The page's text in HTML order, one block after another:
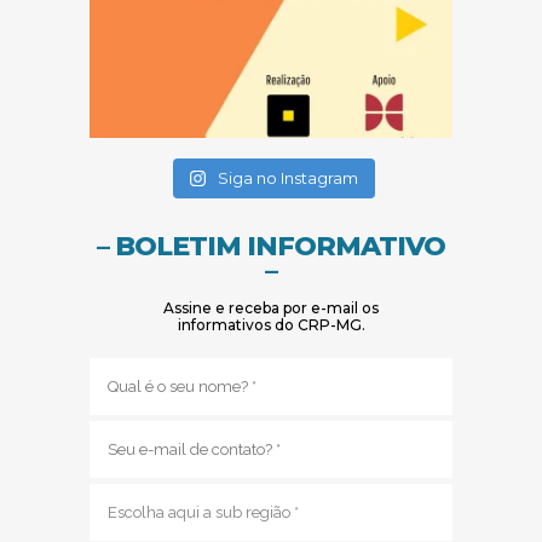
Siga no Instagram
– BOLETIM INFORMATIVO
–
Assine e receba por e-mail os
informativos do CRP-MG.
mail
região